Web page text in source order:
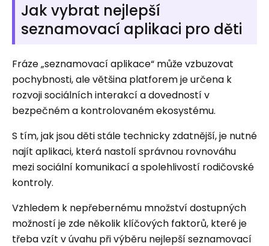
Jak vybrat nejlepší
seznamovací aplikaci pro děti
Fráze „seznamovací aplikace“ může vzbuzovat
pochybnosti, ale většina platforem je určena k
rozvoji sociálních interakcí a dovedností v
bezpečném a kontrolovaném ekosystému.
S tím, jak jsou děti stále technicky zdatnější, je nutné
najít aplikaci, která nastolí správnou rovnováhu
mezi sociální komunikací a spolehlivostí rodičovské
kontroly.
Vzhledem k nepřebernému množství dostupných
možností je zde několik klíčových faktorů, které je
třeba vzít v úvahu při výběru nejlepší seznamovací